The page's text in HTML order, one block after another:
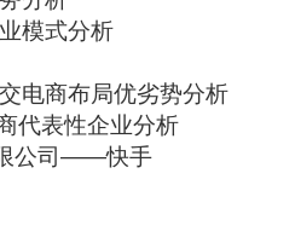
模式分析
电商布局优劣势分析
代表性企业分析
公司——快手